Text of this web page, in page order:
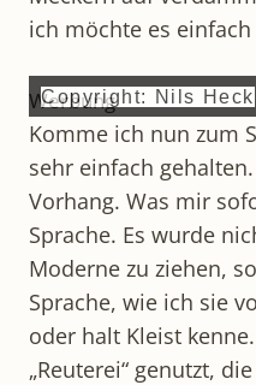
ich möchte es einfach
Werbung
Copyright: Nils Heck
Komme ich nun zum
sehr einfach
Vorhang. Was mir
Sprache. Es wurde
Moderne zu ziehen,
Sprache, wie ich sie
oder halt Kleist
„Reuterei“ genutzt,